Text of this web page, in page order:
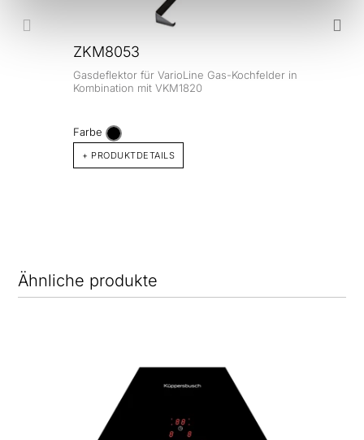
ZKM8053
Gasdeflektor für VarioLine Gas-Kochfelder in
Kombination mit VKM1820
Farbe
+ PRODUKTDETAILS
Ähnliche produkte